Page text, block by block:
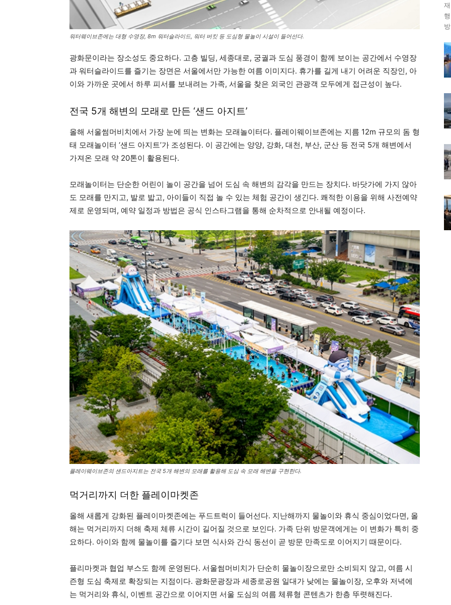
워터웨이브존에는 대형 수영장, 8m 워터슬라이드, 워터 버킷 등 도심형 물놀이 시설이 들어선다.
광화문이라는 장소성도 중요하다. 고층 빌딩, 세종대로, 궁궐과 도심 풍경이 함께 보이는 공간에서 수영장
과 워터슬라이드를 즐기는 장면은 서울에서만 가능한 여름 이미지다. 휴가를 길게 내기 어려운 직장인, 아
이와 가까운 곳에서 하루 피서를 보내려는 가족, 서울을 찾은 외국인 관광객 모두에게 접근성이 높다.
전국 5개 해변의 모래로 만든 ‘샌드 아지트’
올해 서울썸머비치에서 가장 눈에 띄는 변화는 모래놀이터다. 플레이웨이브존에는 지름 12m 규모의 돔 형
태 모래놀이터 ‘샌드 아지트’가 조성된다. 이 공간에는 양양, 강화, 대천, 부산, 군산 등 전국 5개 해변에서
가져온 모래 약 20톤이 활용된다.
모래놀이터는 단순한 어린이 놀이 공간을 넘어 도심 속 해변의 감각을 만드는 장치다. 바닷가에 가지 않아
도 모래를 만지고, 발로 밟고, 아이들이 직접 놀 수 있는 체험 공간이 생긴다. 쾌적한 이용을 위해 사전예약
제로 운영되며, 예약 일정과 방법은 공식 인스타그램을 통해 순차적으로 안내될 예정이다.
플레이웨이브존의 샌드아지트는 전국 5개 해변의 모래를 활용해 도심 속 모래 해변을 구현한다.
먹거리까지 더한 플레이마켓존
올해 새롭게 강화된 플레이마켓존에는 푸드트럭이 들어선다. 지난해까지 물놀이와 휴식 중심이었다면, 올
해는 먹거리까지 더해 축제 체류 시간이 길어질 것으로 보인다. 가족 단위 방문객에게는 이 변화가 특히 중
요하다. 아이와 함께 물놀이를 즐기다 보면 식사와 간식 동선이 곧 방문 만족도로 이어지기 때문이다.
플리마켓과 협업 부스도 함께 운영된다. 서울썸머비치가 단순히 물놀이장으로만 소비되지 않고, 여름 시
즌형 도심 축제로 확장되는 지점이다. 광화문광장과 세종로공원 일대가 낮에는 물놀이장, 오후와 저녁에
는 먹거리와 휴식, 이벤트 공간으로 이어지면 서울 도심의 여름 체류형 콘텐츠가 한층 뚜렷해진다.